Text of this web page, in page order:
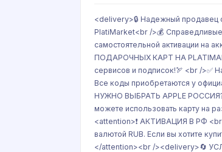
<delivery>🔒 Надежный продавец
PlatiMarket<br />💰
самостоятельной активации
ПОДАРОЧНЫХ КАРТ НА
сервисов и подписок!🏹 <br />✅
Все коды приобретаются у
НУЖНО ВЫБРАТЬ APPLE
можете использовать карту на
<attention>❗️ АКТИВАЦИЯ В РФ <br
валютой RUB. Если вы хотите
</attention><br /><delivery>🔄